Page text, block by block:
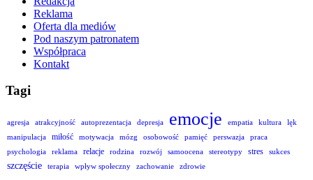
Reklama
Oferta dla mediów
Pod naszym patronatem
Współpraca
Kontakt
Tagi
agresja atrakcyjność autoprezentacja depresja emocje empatia kultura
lęk
manipulacja
miłość motywacja mózg osobowość pamięć perswazja
praca
psychologia
reklama relacje rodzina rozwój samoocena stereotypy stres sukces
szczęście terapia wpływ społeczny zachowanie zdrowie